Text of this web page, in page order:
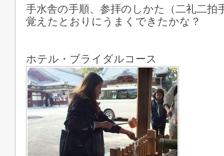
手水舎の手順、参拝のしかた（二礼二拍
覚えたとおりにうまくできたかな？
ホテル・ブライダルコース